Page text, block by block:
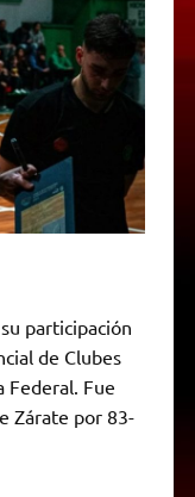
participación
de Clubes
Federal. Fue
Zárate por 83-